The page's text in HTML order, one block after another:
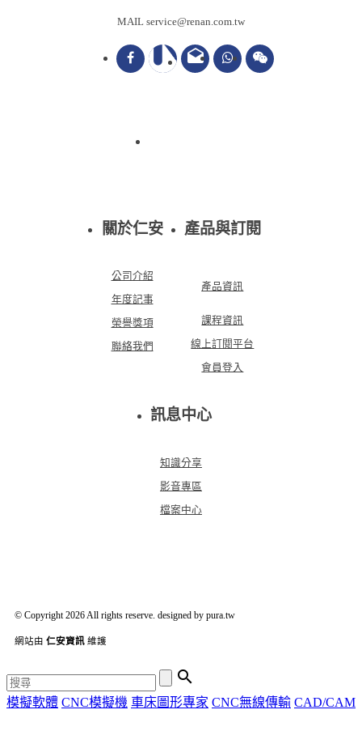
MAIL service@renan.com.tw
drafts
關於仁安
公司介紹
年度記事
榮譽獎項
聯絡我們
產品與訂閱
產品資訊
課程資訊
線上訂閱平台
會員登入
訊息中心
知識分享
影音專區
檔案中心
© Copyright 2026 All rights reserve. designed by pura.tw
網站由 仁安資訊 維護

模擬軟體 CNC模擬機 車床圖形專家 CNC無線傳輸 CAD/CAM